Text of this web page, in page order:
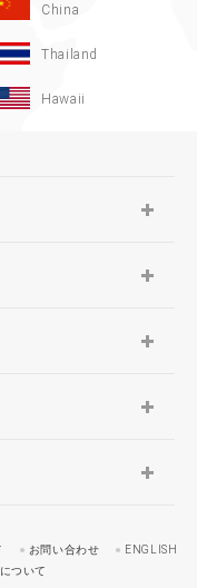
China
Thailand
Hawaii
お問い合わせ
ENGLISH
ついて